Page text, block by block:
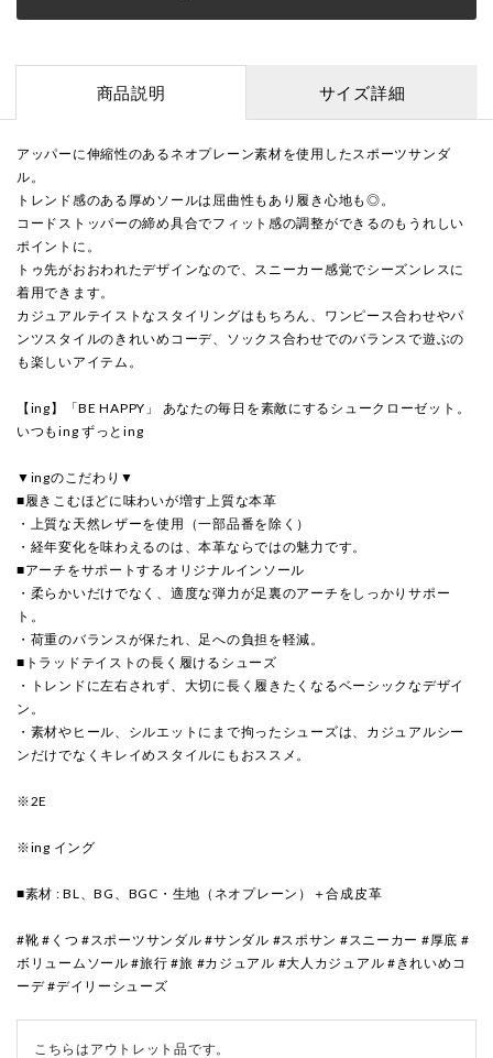
商品説明 サイズ詳細
アッパーに伸縮性のあるネオプレーン素材を使用したスポーツサンダ
ル。
トレンド感のある厚めソールは屈曲性もあり履き心地も◎。
コードストッパーの締め具合でフィット感の調整ができるのもうれしい
ポイントに。
トゥ先がおおわれたデザインなので、スニーカー感覚でシーズンレスに
着用できます。
カジュアルテイストなスタイリングはもちろん、ワンピース合わせやパ
ンツスタイルのきれいめコーデ、ソックス合わせでのバランスで遊ぶの
も楽しいアイテム。
【ing】「BE HAPPY」 あなたの毎日を素敵にするシュークローゼット。
いつもing ずっとing
▼ingのこだわり▼
■履きこむほどに味わいが増す上質な本革
・上質な天然レザーを使用（一部品番を除く）
・経年変化を味わえるのは、本革ならではの魅力です。
■アーチをサポートするオリジナルインソール
・柔らかいだけでなく、適度な弾力が足裏のアーチをしっかりサポー
ト。
・荷重のバランスが保たれ、足への負担を軽減。
■トラッドテイストの長く履けるシューズ
・トレンドに左右されず、大切に長く履きたくなるベーシックなデザイ
ン。
・素材やヒール、シルエットにまで拘ったシューズは、カジュアルシー
ンだけでなくキレイめスタイルにもおススメ。
※2E
※ing イング
■素材 : BL、BG、BGC・生地（ネオプレーン）＋合成皮革
#靴 #くつ #スポーツサンダル #サンダル #スポサン #スニーカー #厚底 #
ボリュームソール #旅行 #旅 #カジュアル #大人カジュアル #きれいめコ
ーデ #デイリーシューズ
こちらはアウトレット品です。